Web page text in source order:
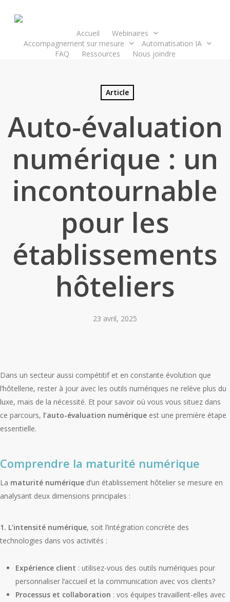
content
Accueil
Webinaires
Accompagnement sur mesure
Automatisation IA
FAQ
Ressources Nous joindre
Article
Auto-évaluation
numérique : un
incontournable
pour les
établissements
hôteliers
23 avril, 2025
Dans un secteur aussi compétitif et en constante évolution que
l’hôtellerie, rester à jour avec les outils numériques ne relève plus du
luxe, mais de la nécessité. Et pour savoir où vous vous situez dans
ce parcours, l’auto-évaluation numérique est une première étape
essentielle.
Comprendre la maturité numérique
La maturité numérique d’un établissement hôtelier se mesure en
analysant deux dimensions principales :
1. L’intensité numérique, soit l’intégration concrète des
technologies dans vos activités :
Expérience client : utilisez-vous des outils numériques pour
personnaliser l’accueil et la communication avec vos clients?
Processus et collaboration : vos équipes travaillent-elles avec